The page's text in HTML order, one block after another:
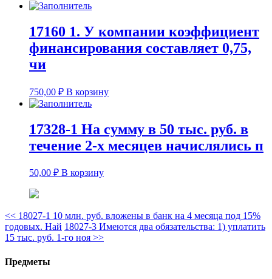
17160 1. У компании коэффициент
финансирования составляет 0,75,
чи
750,00 ₽ В корзину
17328-1 На сумму в 50 тыс. руб. в
течение 2-х месяцев начислялись п
50,00 ₽ В корзину
<< 18027-1 10 млн. руб. вложены в банк на 4 месяца под 15%
годовых. Най 18027-3 Имеются два обязательства: 1) уплатить
15 тыс. руб. 1-го ноя >>
Предметы